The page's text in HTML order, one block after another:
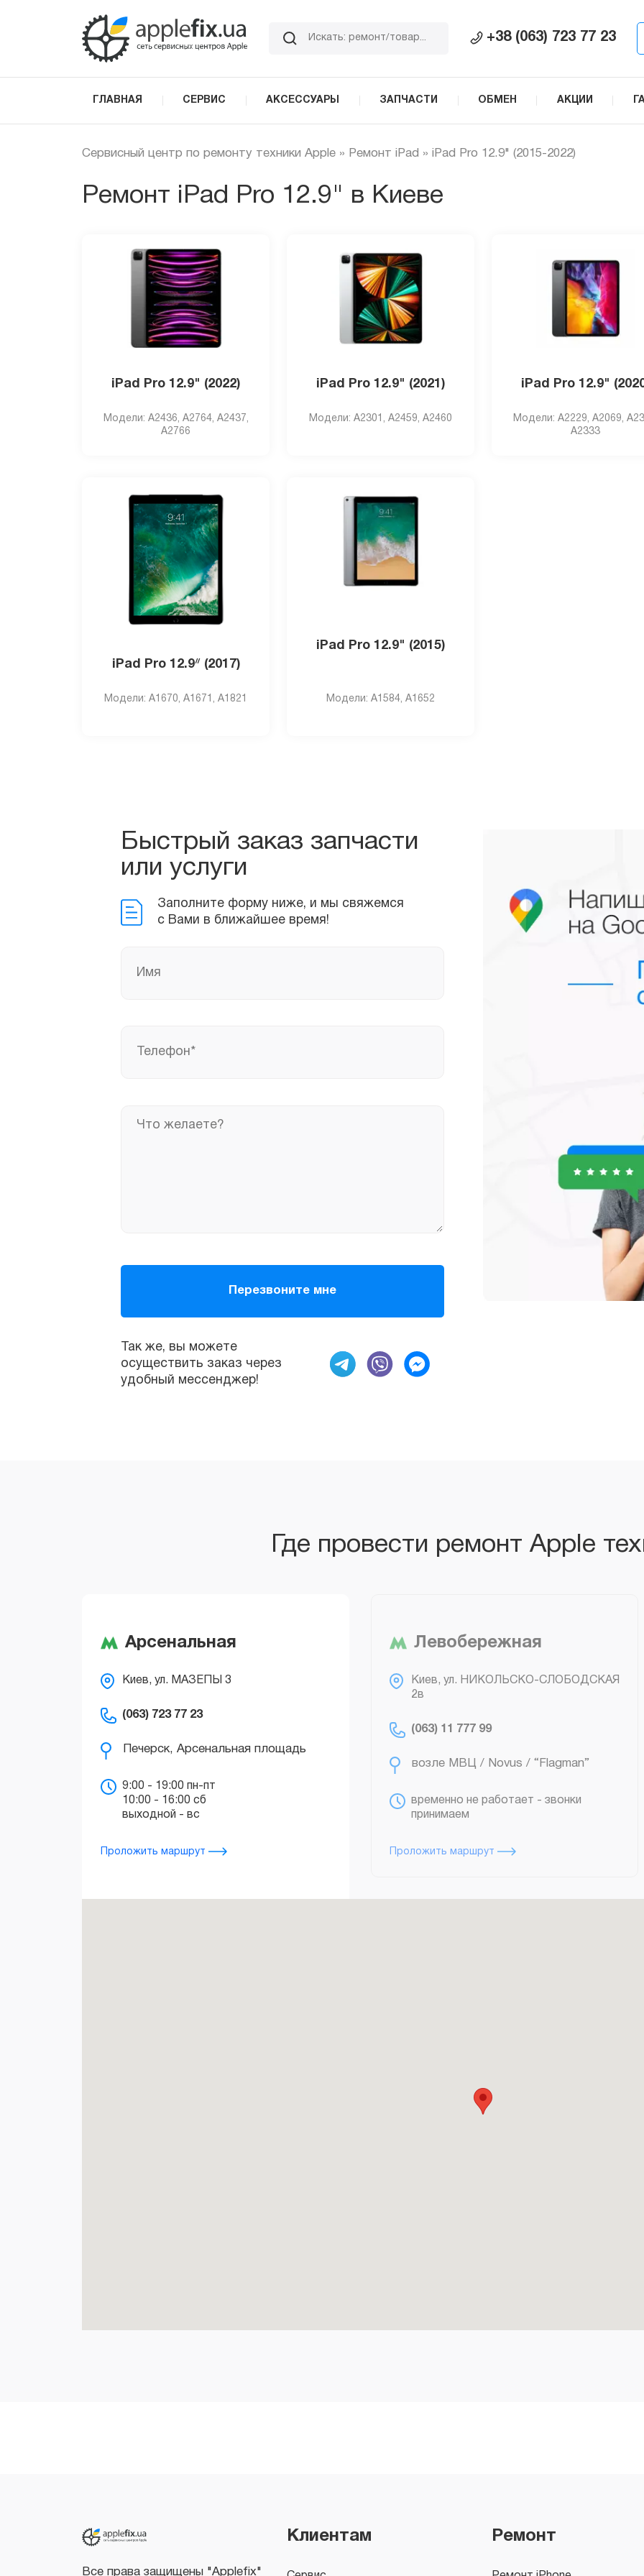
+38 (063) 723 77 23
ГЛАВНАЯ СЕРВИС АКСЕССУАРЫ ЗАПЧАСТИ ОБМЕН АКЦИИ
Сервисный центр по ремонту техники Apple » Ремонт iPad » iPad Pro 12.9" (2015-2022)
Ремонт iPad Pro 12.9" в Киеве
iPad Pro 12.9" (2022)
Модели: A2436, A2764, A2437,
A2766
iPad Pro 12.9" (2021)
Модели: A2301, А2459, А2460
iPad Pro 12.9"
Модели: A2229, A2069,
A2333
iPad Pro 12.9ᐥ (2017)
Модели: А1670, А1671, A1821
iPad Pro 12.9" (2015)
Модели: A1584, А1652
Быстрый заказ запчасти
или услуги
Заполните форму ниже, и мы свяжемся
с Вами в ближайшее время!
осуществить заказ через
удобный мессенджер!
Где провести ремонт Apple
Арсенальная
Киев, ул. МАЗЕПЫ 3
(063) 723 77 23
9:00 - 19:00 пн-пт
10:00 - 16:00 сб
выходной - вс
Проложить маршрут
Левобережная
Киев, ул. НИКОЛЬСКО-СЛОБОДСКАЯ
2в
(063) 11 777 99
возле МВЦ / Novus / “Flagman”
временно не работает - звонки
принимаем
Проложить маршрут
Клиентам Ремонт